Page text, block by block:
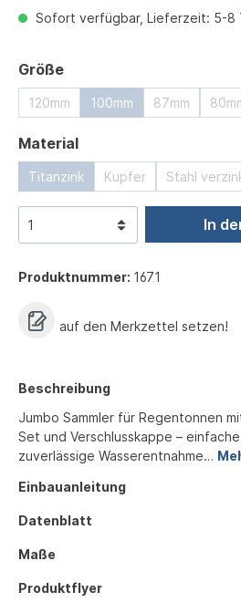
Sofort verfügbar, Lieferzeit: 5-8
Größeauswählen
120mm 100mm 87mm
Materialauswählen
Titanzink Kupfer Stahl
In
Produktnummer: 1671
auf den Merkzettel setzen!
Beschreibung
Jumbo Sammler für Regentonnen
Set und Verschlusskappe –
zuverlässige Wasserentnahme…
Einbauanleitung
Datenblatt
Maße
Produktflyer